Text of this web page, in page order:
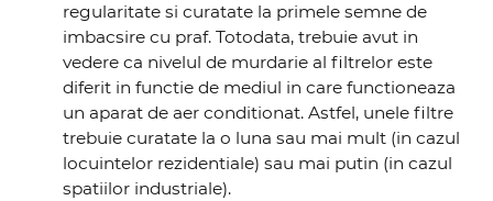
regularitate si curatate la primele semne de
imbacsire cu praf. Totodata, trebuie avut in
vedere ca nivelul de murdarie al filtrelor este
diferit in functie de mediul in care functioneaza
un aparat de aer conditionat. Astfel, unele filtre
trebuie curatate la o luna sau mai mult (in cazul
locuintelor rezidentiale) sau mai putin (in cazul
spatiilor industriale).